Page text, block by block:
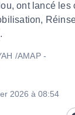
ont lancé les
/AMAP -
2026 à 08:54